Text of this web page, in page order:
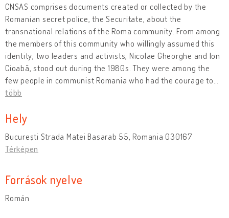
CNSAS comprises documents created or collected by the
Romanian secret police, the Securitate, about the
transnational relations of the Roma community. From among
the members of this community who willingly assumed this
identity, two leaders and activists, Nicolae Gheorghe and Ion
Cioabă, stood out during the 1980s. They were among the
few people in communist Romania who had the courage to
több
Hely
București Strada Matei Basarab 55, Romania 030167
Térképen
Források nyelve
Román